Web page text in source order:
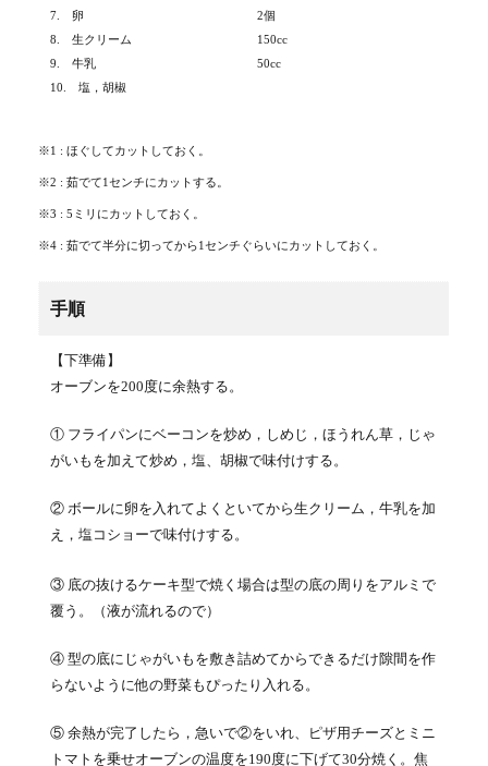
7. 卵
8. 生クリーム
9. 牛乳
10. 塩，胡椒
2個
150cc
50cc
※1 : ほぐしてカットしておく。
※2 : 茹でて1センチにカットする。
※3 : 5ミリにカットしておく。
※4 : 茹でて半分に切ってから1センチぐらいにカットしておく。
手順
【下準備】
オーブンを200度に余熱する。
① フライパンにベーコンを炒め，しめじ，ほうれん草，じゃ
がいもを加えて炒め，塩、胡椒で味付けする。
② ボールに卵を入れてよくといてから生クリーム，牛乳を加
え，塩コショーで味付けする。
③ 底の抜けるケーキ型で焼く場合は型の底の周りをアルミで
覆う。（液が流れるので）
④ 型の底にじゃがいもを敷き詰めてからできるだけ隙間を作
らないように他の野菜もぴったり入れる。
⑤ 余熱が完了したら，急いで②をいれ、ピザ用チーズとミニ
トマトを乗せオーブンの温度を190度に下げて30分焼く。焦